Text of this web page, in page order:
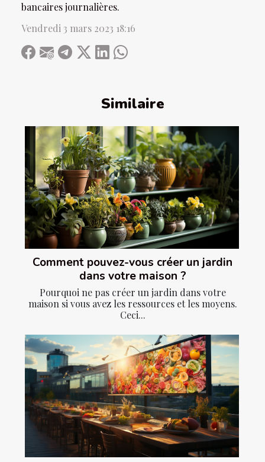
Similaire
Comment pouvez-vous créer un jardin
dans votre maison ?
Pourquoi ne pas créer un jardin dans votre
maison si vous avez les ressources et les moyens.
Ceci...
bancaires journalières.
Vendredi 3 mars 2023 18:16